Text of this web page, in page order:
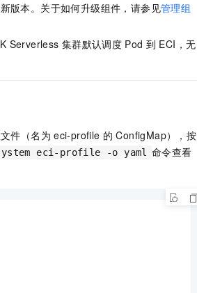
版本。关于如何升级组件，请参见管理组
Serverless 集群默认调度 Pod 到 ECI，无
件（名为 eci-profile 的 ConfigMap），按
eci-profile -o yaml 命令查看